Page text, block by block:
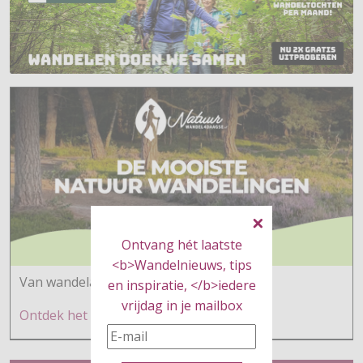
Ontvang hét laatste
<b>Wandelnieuws, tips
en inspiratie, </b>iedere
vrijdag in je mailbox
Van wandelaars voor wandelaars
Ontdek het hier